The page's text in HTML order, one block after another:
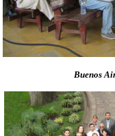
Buenos